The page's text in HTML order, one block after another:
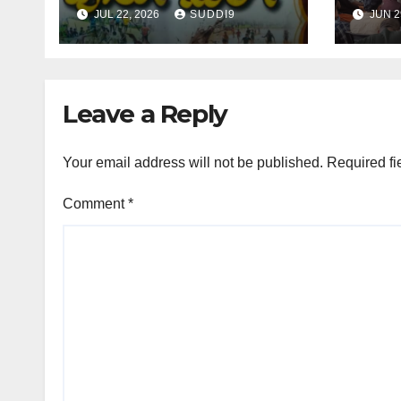
JUL 22, 2026 SUDDI9 JUN
Leave a Reply
Your email address will not be published. Required
Comment*